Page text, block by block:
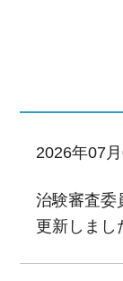
2026年07
治験審査委
更新しまし